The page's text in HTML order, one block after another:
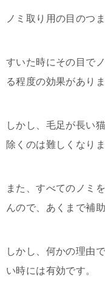
ノミ取り用の目のつ
すいた時にその目で
る程度の効果がありま
しかし、毛足が長い
除くのは難しくなりま
また、すべてのノミ
んので、あくまで補
しかし、何かの理由
い時には有効です。